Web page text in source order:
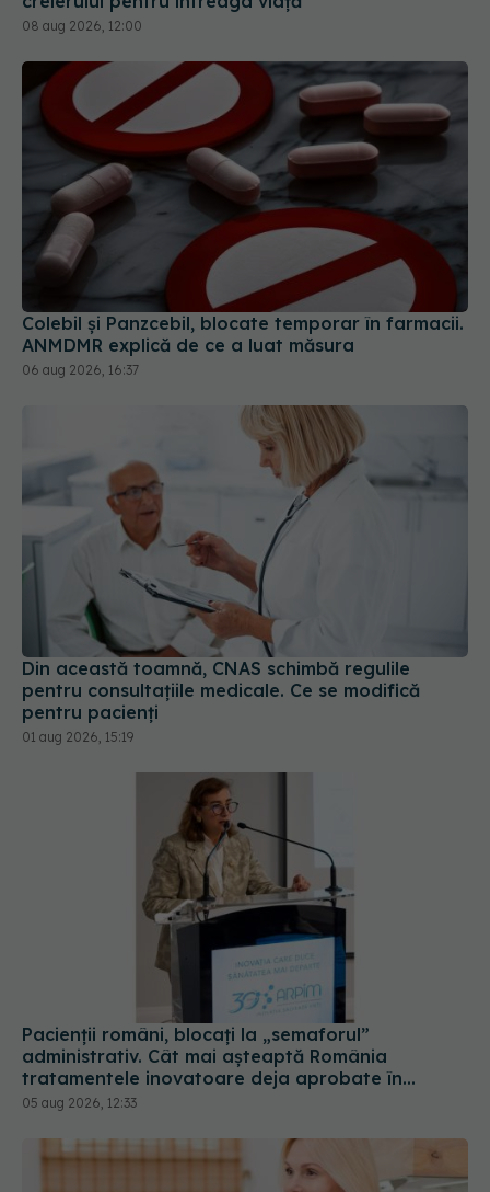
08 aug 2026, 12:00
Colebil și Panzcebil, blocate temporar în farmacii.
ANMDMR explică de ce a luat măsura
06 aug 2026, 16:37
Din această toamnă, CNAS schimbă regulile
pentru consultațiile medicale. Ce se modifică
pentru pacienți
01 aug 2026, 15:19
Pacienții români, blocați la „semaforul”
administrativ. Cât mai așteaptă România
tratamentele inovatoare deja aprobate în
Europa
05 aug 2026, 12:33